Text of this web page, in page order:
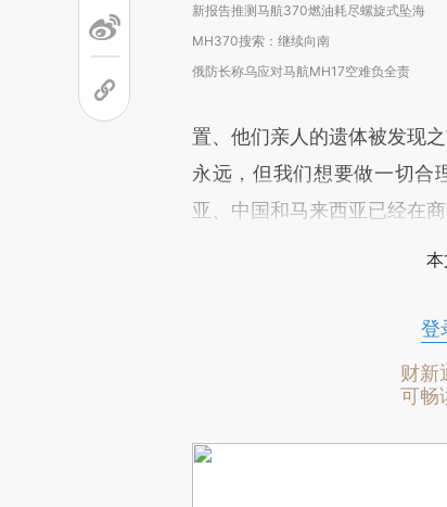
新报告推测马航370燃油耗尽螺旋式坠海
MH370搜索：继续向南
俄防长称乌应对马航MH17空难负全责
置、他们亲人的遗体被发现
永远，但我们想要做一切合
亚、中国和马来西亚已经在
本
登
财新
可畅